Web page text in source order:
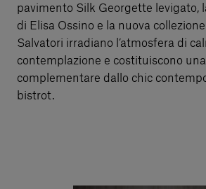
pavimento Silk Georgette levigato,
di Elisa Ossino e la nuova
Salvatori irradiano l’atmosfera di
contemplazione e costituiscono
complementare dallo chic
bistrot.